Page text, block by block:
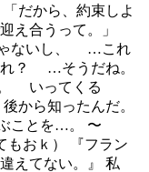
だから、約束しよ
え合うって。」
ゃないし、 …これ
れ？ …そうだね。
いってくる
から知ったんだ。
ことを…。 〜
もおｋ） 『フラン
えてない。』 私